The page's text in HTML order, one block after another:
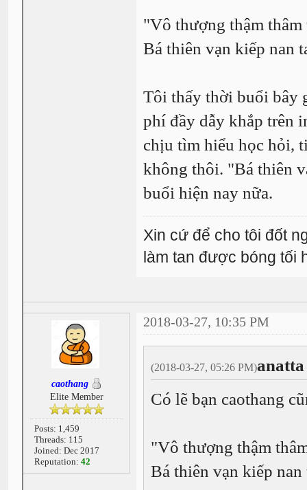
"Vô thượng thậm
Bá thiên vạn kiếp nan
Tôi thấy thời buổi bây
phí đầy dẫy khắp trên
chịu tìm hiểu học hỏi,
không thôi. "Bá thiên
buổi hiện nay nữa.
Xin cứ để cho tôi đốt
làm tan được bóng tối
caothang
Elite Member
Posts: 1,459
Threads: 115
Joined: Dec 2017
Reputation: 42
2018-03-27, 10:35 PM
(2018-03-27, 05:26 PM)
Có lẽ bạn caothang
"Vô thượng thậm
Bá thiên vạn kiếp nan